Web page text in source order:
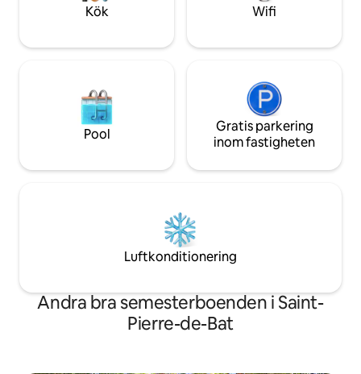
Kök Wifi
Pool
Gratis parkering
inom fastigheten
Luftkonditionering
Andra bra semesterboenden i Saint-
Pierre-de-Bat